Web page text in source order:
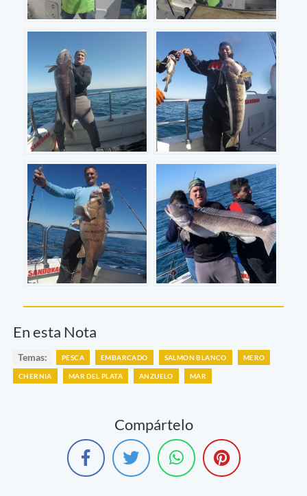
En esta Nota
Temas: PESCA EMBARCADO SALMON BLANCO MERO
CHERNIA MAR DEL PLATA ANZUELO MAR
Compártelo